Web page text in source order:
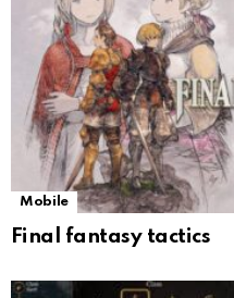
Mobile
Final fantasy tactics